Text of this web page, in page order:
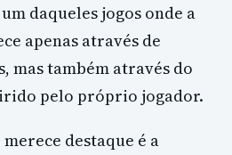
daqueles jogos onde a
apenas através de
mas também através do
pelo próprio jogador.
destaque é a